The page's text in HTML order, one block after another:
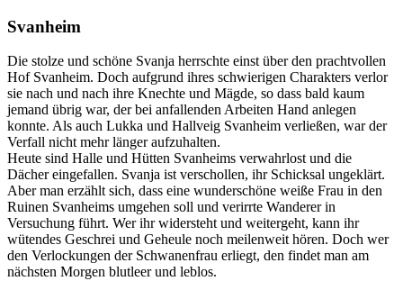
Svanheim
Die stolze und schöne Svanja herrschte einst über den prachtvollen
Hof Svanheim. Doch aufgrund ihres schwierigen Charakters verlor
sie nach und nach ihre Knechte und Mägde, so dass bald kaum
jemand übrig war, der bei anfallenden Arbeiten Hand anlegen
konnte. Als auch Lukka und Hallveig Svanheim verließen, war der
Verfall nicht mehr länger aufzuhalten.
Heute sind Halle und Hütten Svanheims verwahrlost und die
Dächer eingefallen. Svanja ist verschollen, ihr Schicksal ungeklärt.
Aber man erzählt sich, dass eine wunderschöne weiße Frau in den
Ruinen Svanheims umgehen soll und verirrte Wanderer in
Versuchung führt. Wer ihr widersteht und weitergeht, kann ihr
wütendes Geschrei und Geheule noch meilenweit hören. Doch wer
den Verlockungen der Schwanenfrau erliegt, den findet man am
nächsten Morgen blutleer und leblos.